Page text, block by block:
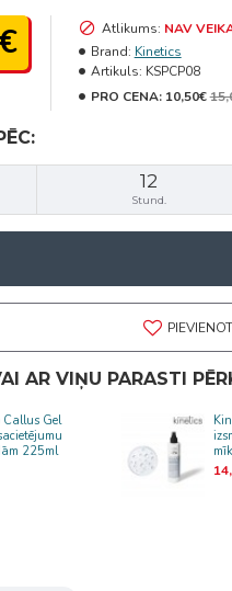
12
Stund.
Atlikums: NAV
Brand: Kinetics
Artikuls: KSPCP08
PRO CENA: 10,50€
AR VIŅU PARASTI
Callus Gel
225ml